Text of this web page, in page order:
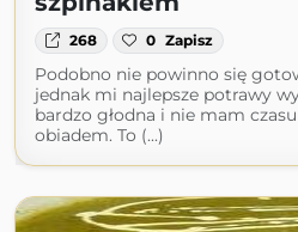
268 0 Zapisz
Podobno nie powinno się
jednak mi najlepsze potrawy
bardzo głodna i nie mam
obiadem. To (...)